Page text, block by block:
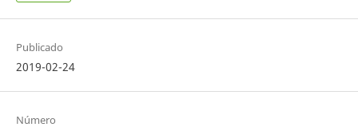
Publicado
2019-02-24
Número